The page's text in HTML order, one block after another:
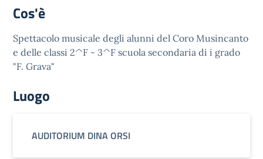
Cos'è
Spettacolo musicale degli alunni del Coro Musincanto
e delle classi 2^F - 3^F scuola secondaria di i grado
"F. Grava"
Luogo
AUDITORIUM DINA ORSI